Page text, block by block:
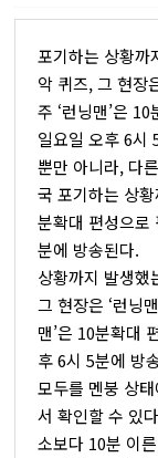
포기하는 상황까
악 퀴즈, 그 현장
주 ‘런닝맨’은
일요일 오후 6시
뿐만 아니라, 다
국 포기하는 상
분확대 편성으로
분에 방송된다.
상황까지 발생했
그 현장은 ‘런닝
맨’은 10분확대
후 6시 5분에 방
모두를 멘붕 상
서 확인할 수 있
소보다 10분 이